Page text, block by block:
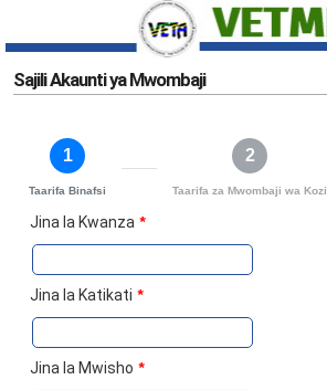
Sajili Akaunti ya Mwombaji
1
Taarifa Binafsi
2
Taarifa za Mwombaji wa Kozi
Jina la Kwanza *
Jina la Katikati *
Jina la Mwisho *